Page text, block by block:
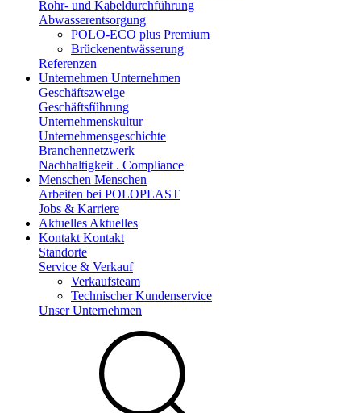
Rohr- und Kabeldurchführung
Abwasserentsorgung
POLO-ECO plus Premium
Brückenentwässerung
Referenzen
Unternehmen Unternehmen
Geschäftszweige
Geschäftsführung
Unternehmenskultur
Unternehmensgeschichte
Branchennetzwerk
Nachhaltigkeit . Compliance
Menschen Menschen
Arbeiten bei POLOPLAST
Jobs & Karriere
Aktuelles Aktuelles
Kontakt Kontakt
Standorte
Service & Verkauf
Verkaufsteam
Technischer Kundenservice
Unser Unternehmen